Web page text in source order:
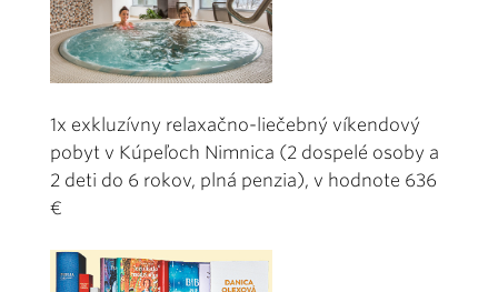
1x exkluzívny relaxačno-liečebný víkendový
pobyt v Kúpeľoch Nimnica (2 dospelé osoby a
2 deti do 6 rokov, plná penzia), v hodnote 636
€